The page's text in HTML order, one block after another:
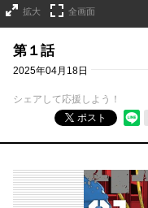
拡大 全画面
第１話
2025年04月18日
シェアして応援しよう！
ポスト